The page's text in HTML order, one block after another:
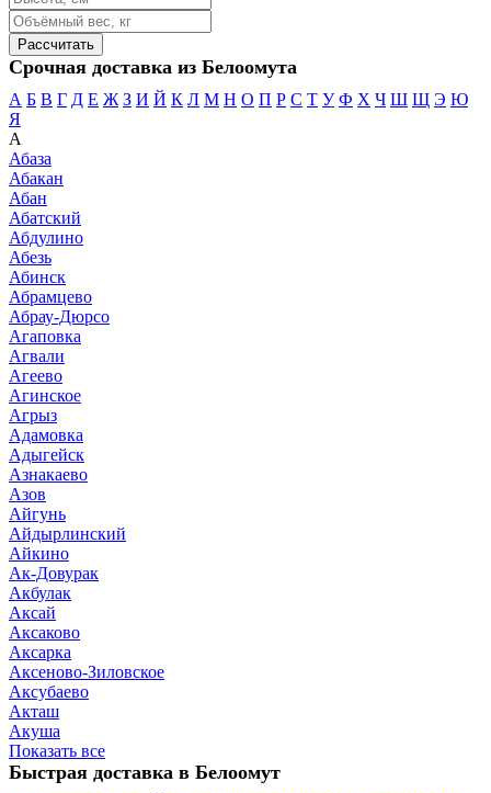
Срочная доставка из Белоомута
А Б В Г Д Е Ж З И Й К Л М Н О П Р С Т У Ф Х Ч Ш Щ Э Ю
Я
А
Абаза
Абакан
Абан
Абатский
Абдулино
Абезь
Абинск
Абрамцево
Абрау-Дюрсо
Агаповка
Агвали
Агеево
Агинское
Агрыз
Адамовка
Адыгейск
Азнакаево
Азов
Айгунь
Айдырлинский
Айкино
Ак-Довурак
Акбулак
Аксай
Аксаково
Аксарка
Аксеново-Зиловское
Аксубаево
Акташ
Акуша
Показать все
Быстрая доставка в Белоомут